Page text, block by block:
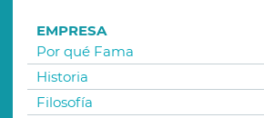
EMPRESA
Por qué Fama
Historia
Filosofía